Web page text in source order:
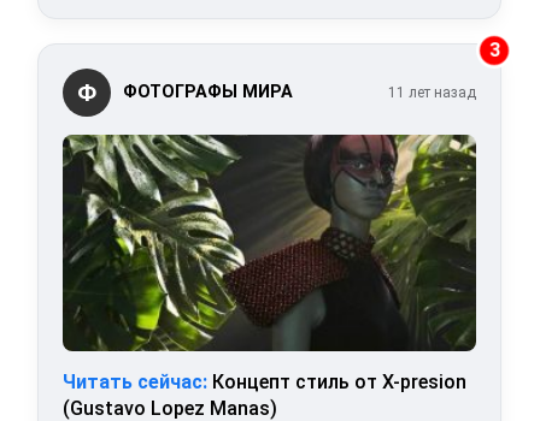
3
Ф ФОТОГРАФЫ МИРА 11 лет назад
Читать сейчас: Концепт стиль от X-presion
(Gustavo Lopez Manas)